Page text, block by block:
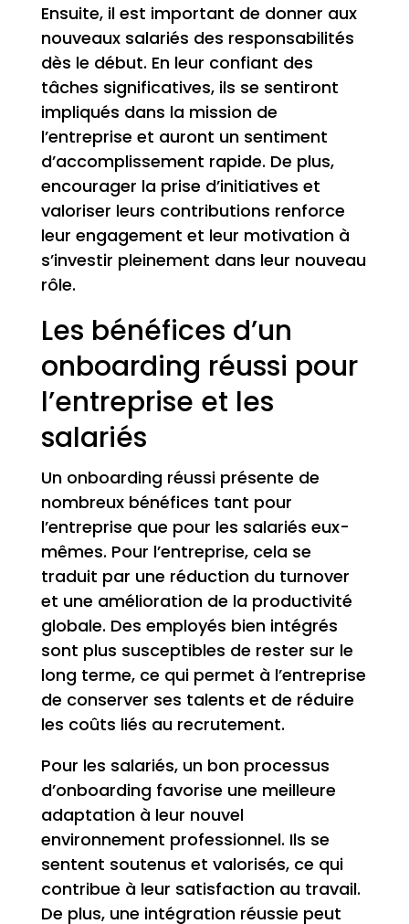
Ensuite, il est important de donner aux
nouveaux salariés des responsabilités
dès le début. En leur confiant des
tâches significatives, ils se sentiront
impliqués dans la mission de
l’entreprise et auront un sentiment
d’accomplissement rapide. De plus,
encourager la prise d’initiatives et
valoriser leurs contributions renforce
leur engagement et leur motivation à
s’investir pleinement dans leur nouveau
rôle.
Les bénéfices d’un
onboarding réussi pour
l’entreprise et les
salariés
Un onboarding réussi présente de
nombreux bénéfices tant pour
l’entreprise que pour les salariés eux-
mêmes. Pour l’entreprise, cela se
traduit par une réduction du turnover
et une amélioration de la productivité
globale. Des employés bien intégrés
sont plus susceptibles de rester sur le
long terme, ce qui permet à l’entreprise
de conserver ses talents et de réduire
les coûts liés au recrutement.
Pour les salariés, un bon processus
d’onboarding favorise une meilleure
adaptation à leur nouvel
environnement professionnel. Ils se
sentent soutenus et valorisés, ce qui
contribue à leur satisfaction au travail.
De plus, une intégration réussie peut